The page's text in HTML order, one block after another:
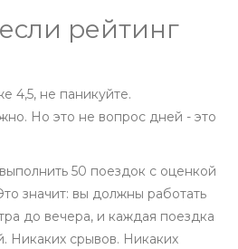
рейтинг
4,5, не паникуйте.
Но это не вопрос дней - это
50 поездок с оценкой
значит: вы должны работать
до вечера, и каждая поездка
Никаких срывов. Никаких